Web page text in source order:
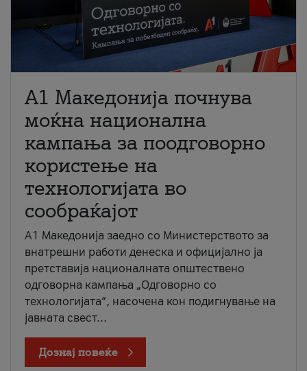
A1 Македонија почнува
моќна национална
кампања за поодговорно
користење на
технологијата во
сообраќајот
A1 Македонија заедно со Министерството за
внатрешни работи денеска и официјално ја
претставија националната општествено
одговорна кампања „Одговорно со
технологијата“, насочена кон подигнување на
јавната свест...
Дознај повеќе